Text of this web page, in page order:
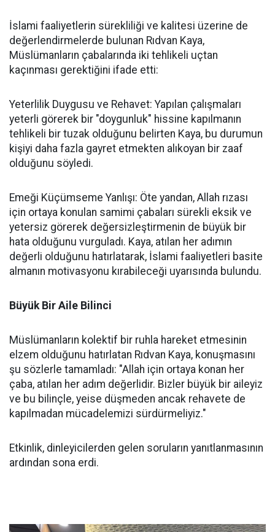
İslami faaliyetlerin sürekliliği ve kalitesi üzerine de
değerlendirmelerde bulunan Rıdvan Kaya,
Müslümanların çabalarında iki tehlikeli uçtan
kaçınması gerektiğini ifade etti:
Yeterlilik Duygusu ve Rehavet: Yapılan çalışmaları
yeterli görerek bir "doygunluk" hissine kapılmanın
tehlikeli bir tuzak olduğunu belirten Kaya, bu durumun
kişiyi daha fazla gayret etmekten alıkoyan bir zaaf
olduğunu söyledi.
Emeği Küçümseme Yanlışı: Öte yandan, Allah rızası
için ortaya konulan samimi çabaları sürekli eksik ve
yetersiz görerek değersizleştirmenin de büyük bir
hata olduğunu vurguladı. Kaya, atılan her adımın
değerli olduğunu hatırlatarak, İslami faaliyetleri basite
almanın motivasyonu kırabileceği uyarısında bulundu.
Büyük Bir Aile Bilinci
Müslümanların kolektif bir ruhla hareket etmesinin
elzem olduğunu hatırlatan Rıdvan Kaya, konuşmasını
şu sözlerle tamamladı: "Allah için ortaya konan her
çaba, atılan her adım değerlidir. Bizler büyük bir aileyiz
ve bu bilinçle, yeise düşmeden ancak rehavete de
kapılmadan mücadelemizi sürdürmeliyiz."
Etkinlik, dinleyicilerden gelen soruların yanıtlanmasının
ardından sona erdi.